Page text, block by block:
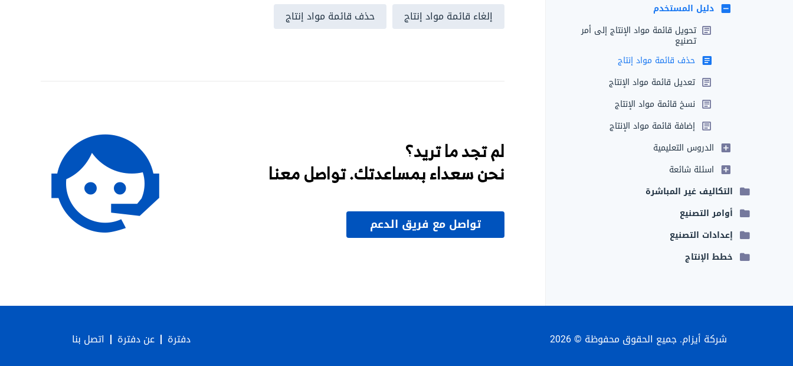
دليل المستخدم
تحويل قائمة مواد الإنتاج إلى أمر
تصنيع
حذف قائمة مواد إنتاج
تعديل قائمة مواد الإنتاج
نسخ قائمة مواد الإنتاج
إضافة قائمة مواد الإنتاج
الدروس التعليمية
اسئلة شائعة
التكاليف غير المباشرة
أوامر التصنيع
إعدادات التصنيع
خطط الإنتاج
إلغاء قائمة مواد إنتاج حذف قائمة مواد إنتاج
لم تجد ما تريد؟
نحن سعداء بمساعدتك. تواصل معنا
تواصل مع فريق الدعم
شركة أيزام. جميع الحقوق محفوظة © 2026 دفترة عن دفترة اتصل بنا